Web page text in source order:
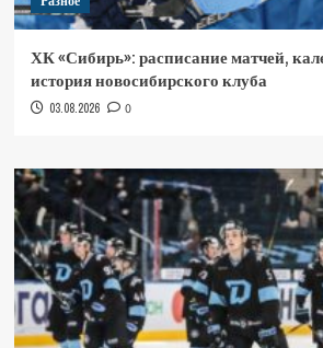
ХК «Сибирь»: расписание матчей,
история новосибирского клуба
03.08.2026 0